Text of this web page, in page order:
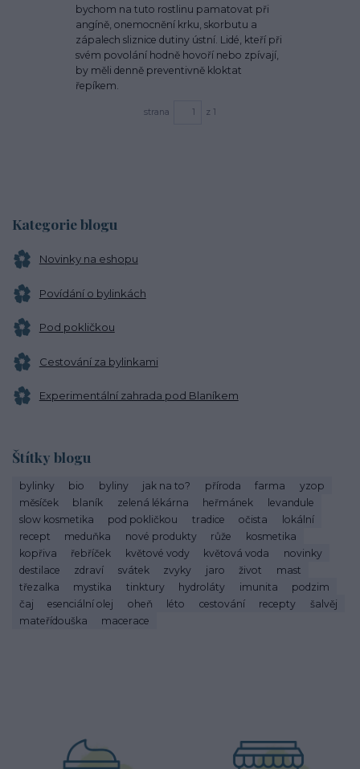
Kategorie blogu
Novinky na eshopu
Povídání o bylinkách
Pod pokličkou
Cestování za bylinkami
Experimentální zahrada pod Blaníkem
Štítky blogu
bylinky bio byliny jak na to? příroda farma
yzop
měsíček
blaník zelená lékárna heřmánek
levandule
slow kosmetika
pod pokličkou tradice očista
lokální
recept
meduňka nové produkty růže
kosmetika
kopřiva
řebříček květové vody květová voda
novinky
destilace
zdraví svátek zvyky jaro život
mast
třezalka
mystika tinktury hydroláty imunita
podzim
čaj
esenciální olej oheň léto cestování recepty
šalvěj
mateřídouška
macerace
bychom na tuto rostlinu pamatovat při
angíně, onemocnění krku, skorbutu a
zápalech sliznice dutiny ústní. Lidé, kteří při
svém povolání hodně hovoří nebo zpívají,
by měli denně preventivně kloktat
řepíkem.
strana z 1